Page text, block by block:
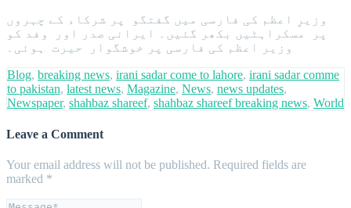
وزیرِ اعظم کی فارسی میں گفتگو پر شرکاء کے چہروں
پر مسکراہٹیں بکھر گئیں۔ ایرانی صدر اور وفد کو
وزیر اعظم کی فارسی پر خوشگوار حیرت ہوئی۔
Blog, breaking news, irani sadar come to lahore, irani sadar comme
to pakistan, latest news, Magazine, News, news updates,
Newspaper, shahbaz shareef, shahbaz shareef breaking news, World
Leave a Comment
Your email address will not be published. Required fields are
marked *